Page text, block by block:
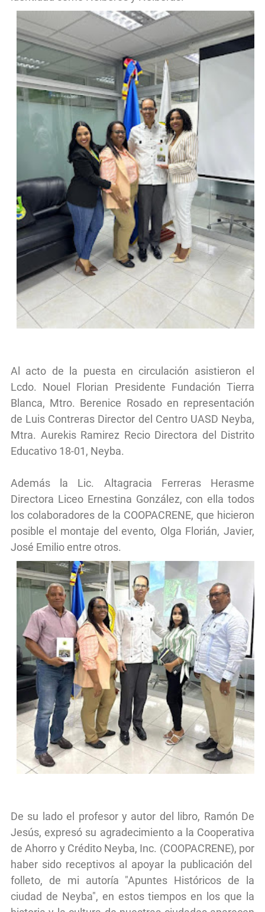
Al acto de la puesta en circulación asistieron el
Lcdo. Nouel Florian Presidente Fundación Tierra
Blanca, Mtro. Berenice Rosado en representación
de Luis Contreras Director del Centro UASD Neyba,
Mtra. Aurekis Ramirez Recio Directora del Distrito
Educativo 18-01, Neyba.
Además la Lic. Altagracia Ferreras Herasme
Directora Liceo Ernestina González, con ella todos
los colaboradores de la COOPACRENE, que hicieron
posible el montaje del evento, Olga Florián, Javier,
José Emilio entre otros.
De su lado el profesor y autor del libro, Ramón De
Jesús, expresó su agradecimiento a la Cooperativa
de Ahorro y Crédito Neyba, Inc. (COOPACRENE), por
haber sido receptivos al apoyar la publicación del
folleto, de mi autoría "Apuntes Históricos de la
ciudad de Neyba", en estos tiempos en los que la